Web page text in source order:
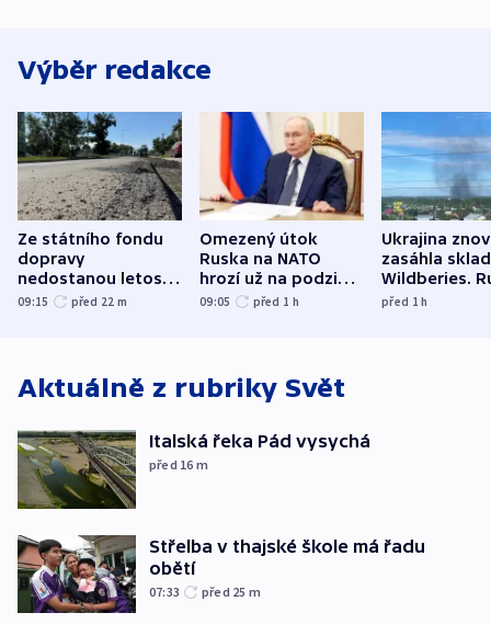
Výběr redakce
Ze státního fondu
dopravy
nedostanou letos
kraje na silnice ani
09:15 před 22 m
Omezený útok
Ruska na NATO
hrozí už na podzim,
varují tajné služby
09:05 před 1 h
Ukrajina
zasáhla
Wildberies.
útočili v
před 1h
Aktuálně z rubriky Svět
Italská řeka Pád vysychá
před 16 m
Střelba v thajské škole má řadu
obětí
07:33 před 25 m